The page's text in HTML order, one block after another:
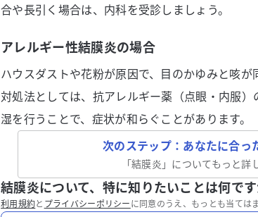
合や長引く場合は、内科を受診しましょう。
アレルギー性結膜炎の場合
ハウスダストや花粉が原因で、目のかゆみと咳が
対処法としては、抗アレルギー薬（点眼・内服
湿を行うことで、症状が和らぐことがあります。
次のステップ：あなたに合っ
「結膜炎 」についてもっと詳
結膜炎について、特に知りたいことは何です
利用規約と プライバシーポリシー に同意のうえ、もっとも当ては